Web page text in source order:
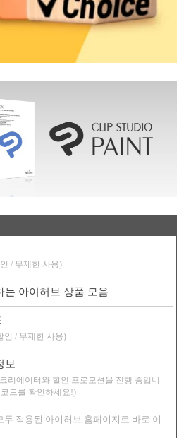
/ 무제한 사용)
는 아이허브 상품 모음
인 / 무제한 사용)
보
리에이터와 할인 프로모션을 진행 중입니
드를 확인하세요!)
적용된 아이허브 홈페이지로 바로 이